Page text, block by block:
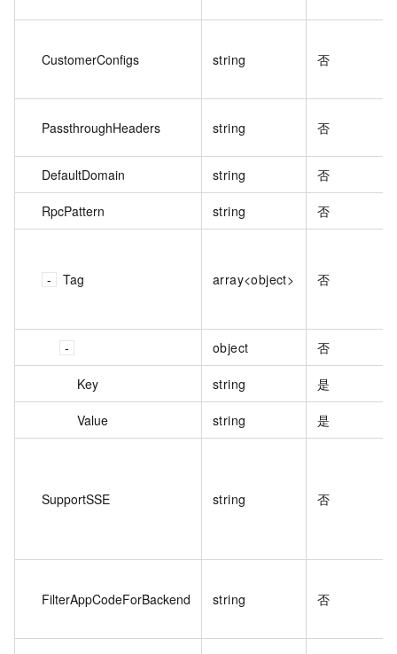
CustomerConfigs string 否
PassthroughHeaders string 否
DefaultDomain string 否
RpcPattern string 否
Tag array<object> 否
object 否
Key string 是
Value string 是
SupportSSE string 否
FilterAppCodeForBackend string 否